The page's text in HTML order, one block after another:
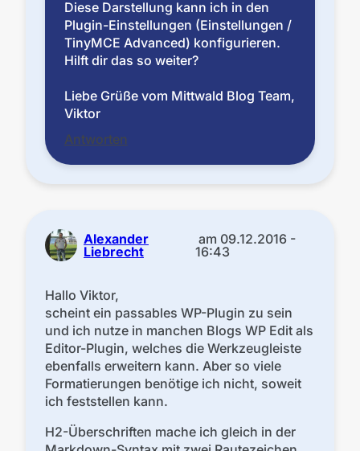
Diese Darstellung kann ich in den
Plugin-Einstellungen (Einstellungen /
TinyMCE Advanced) konfigurieren.
Hilft dir das so weiter?
Liebe Grüße vom Mittwald Blog Team,
Viktor
Antworten
Alexander
Liebrecht
am 09.12.2016 -
16:43
Hallo Viktor,
scheint ein passables WP-Plugin zu sein
und ich nutze in manchen Blogs WP Edit als
Editor-Plugin, welches die Werkzeugleiste
ebenfalls erweitern kann. Aber so viele
Formatierungen benötige ich nicht, soweit
ich feststellen kann.
H2-Überschriften mache ich gleich in der